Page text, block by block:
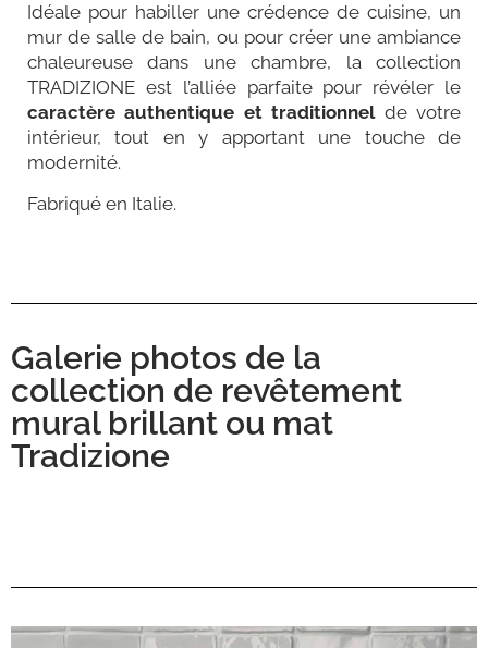
Idéale pour habiller une crédence de cuisine, un
mur de salle de bain, ou pour créer une ambiance
chaleureuse dans une chambre, la collection
TRADIZIONE est l’alliée parfaite pour révéler le
caractère authentique et traditionnel de votre
intérieur, tout en y apportant une touche de
modernité.
Fabriqué en Italie.
Galerie photos de la
collection de revêtement
mural brillant ou mat
Tradizione